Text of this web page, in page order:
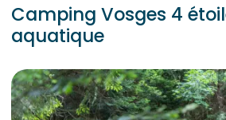
Camping Vosges 4
aquatique